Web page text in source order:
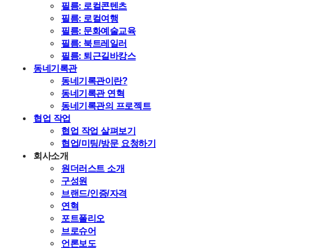
필름: 로컬콘텐츠
필름: 로컬여행
필름: 문화예술교육
필름: 북트레일러
필름: 퇴근길바캉스
동네기록관
동네기록관이란?
동네기록관 연혁
동네기록관의 프로젝트
협업 작업
협업 작업 살펴보기
협업/미팅/방문 요청하기
회사소개
원더러스트 소개
구성원
브랜드/인증/자격
연혁
포트폴리오
브로슈어
언론보도